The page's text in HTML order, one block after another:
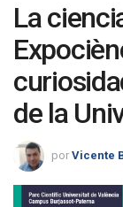
La
de la
por Vicente